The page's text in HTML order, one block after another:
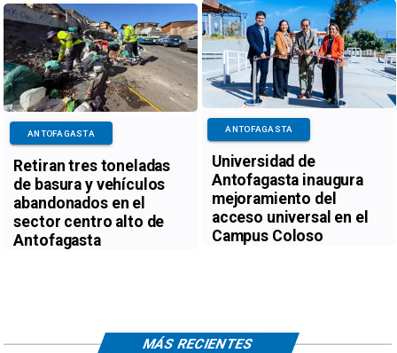
Retiran tres toneladas
de basura y vehículos
abandonados en el
sector centro alto de
Antofagasta
ANTOFAGASTA
Universidad de
Antofagasta inaugura
mejoramiento del
acceso universal en el
Campus Coloso
ANTOFAGASTA
MÁS RECIENTES